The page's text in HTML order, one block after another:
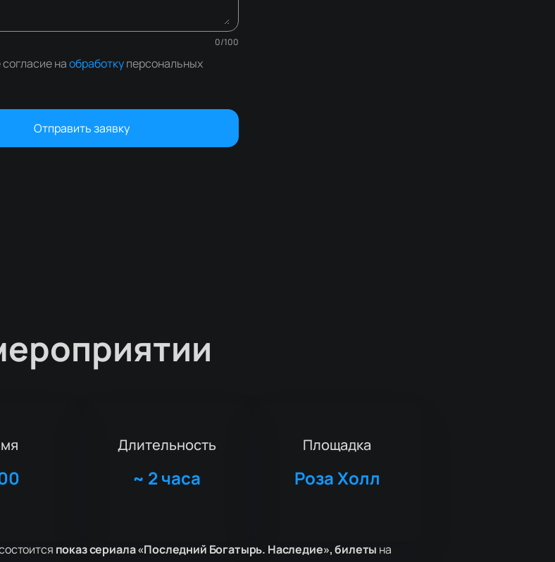
0/100
наобработкуперсональных
Отправить заявку
Длительность
~ 2 часа
Площадка
Роза Холл
показ сериала «Последний Богатырь. Наследие», билеты на